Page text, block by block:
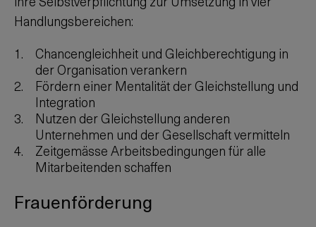
Handlungsbereichen:
Chancengleichheit und Gleichberechtigung in
der Organisation verankern
Fördern einer Mentalität der Gleichstellung und
Integration
Nutzen der Gleichstellung anderen
Unternehmen und der Gesellschaft vermitteln
Zeitgemässe Arbeitsbedingungen für alle
Mitarbeitenden schaffen
Frauenförderung